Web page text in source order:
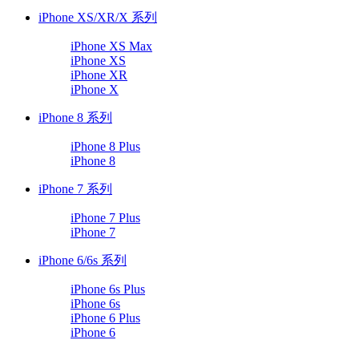
iPhone XS/XR/X 系列
iPhone XS Max
iPhone XS
iPhone XR
iPhone X
iPhone 8 系列
iPhone 8 Plus
iPhone 8
iPhone 7 系列
iPhone 7 Plus
iPhone 7
iPhone 6/6s 系列
iPhone 6s Plus
iPhone 6s
iPhone 6 Plus
iPhone 6